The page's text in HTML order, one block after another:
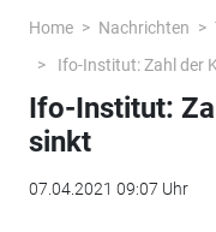
Home Nachrichten
Ifo-Institut: Zahl der
Ifo-Institut:
sinkt
07.04.2021 09:07 Uhr